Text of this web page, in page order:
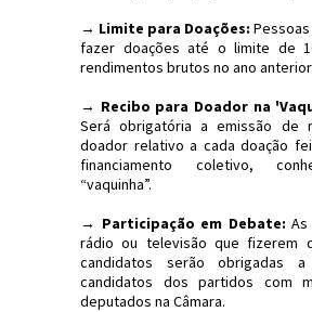
→ Limite para Doações:
fazer doações até o limite de
rendimentos brutos no ano
→ Recibo para Doador na
Será obrigatória a emissão de
doador relativo a cada doação
financiamento coletivo,
“vaquinha”.
→ Participação em Debate:
rádio ou televisão que fizerem
candidatos serão obrigadas
candidatos dos partidos com
deputados na Câmara.